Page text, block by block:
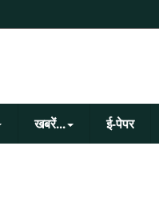
खबरें... ई-पेपर